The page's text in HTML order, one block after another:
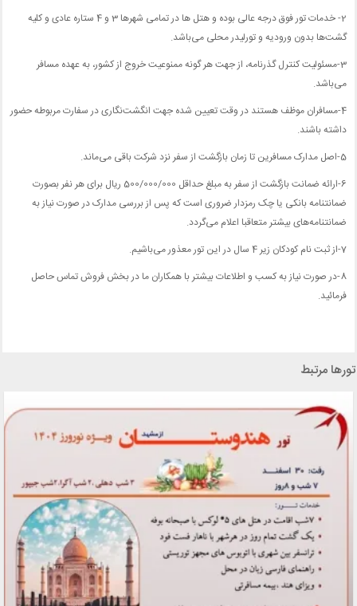
2- خدمات تور فوق درجه عالی بوده و هتل ها در تمامی شهرها 3 و 4 ستاره عادی و کلیه
گشت‌ها بدون ورودیه و تورلیدر محلی می‌باشد.
3-مسئولیت کنترل گذرنامه، از جهت هر گونه ممنوعیت خروج از کشور، به عهده مسافر
می‌باشد.
4-مسافران موظف هستند در وقت تعیین شده جهت انگشت‌نگاری در سفارت مربوطه حضور
داشته باشند.
5-اصل مدارک مسافرین تا زمان بازگشت از سفر نزد شرکت باقی می‌ماند.
6-ارائه ضمانت بازگشت از سفر به مبلغ حداقل 500/000/000 ریال برای هر نفر بصورت
ضمانتنامه بانکی یا چک رمزدار ضروری است که پس از بررسی مدارک در صورت نیاز به
ضمانتنامه‌های بیشتر متعاقبا اعلام می‌گردد.
7-از ثبت نام کودکان زیر 4 سال در این تور معذور می‌باشیم.
8-در صورت نیاز به کسب و اطلاعات بیشتر با همکاران ما در بخش فروش تماس حاصل
فرمائید.
تورها مرتبط